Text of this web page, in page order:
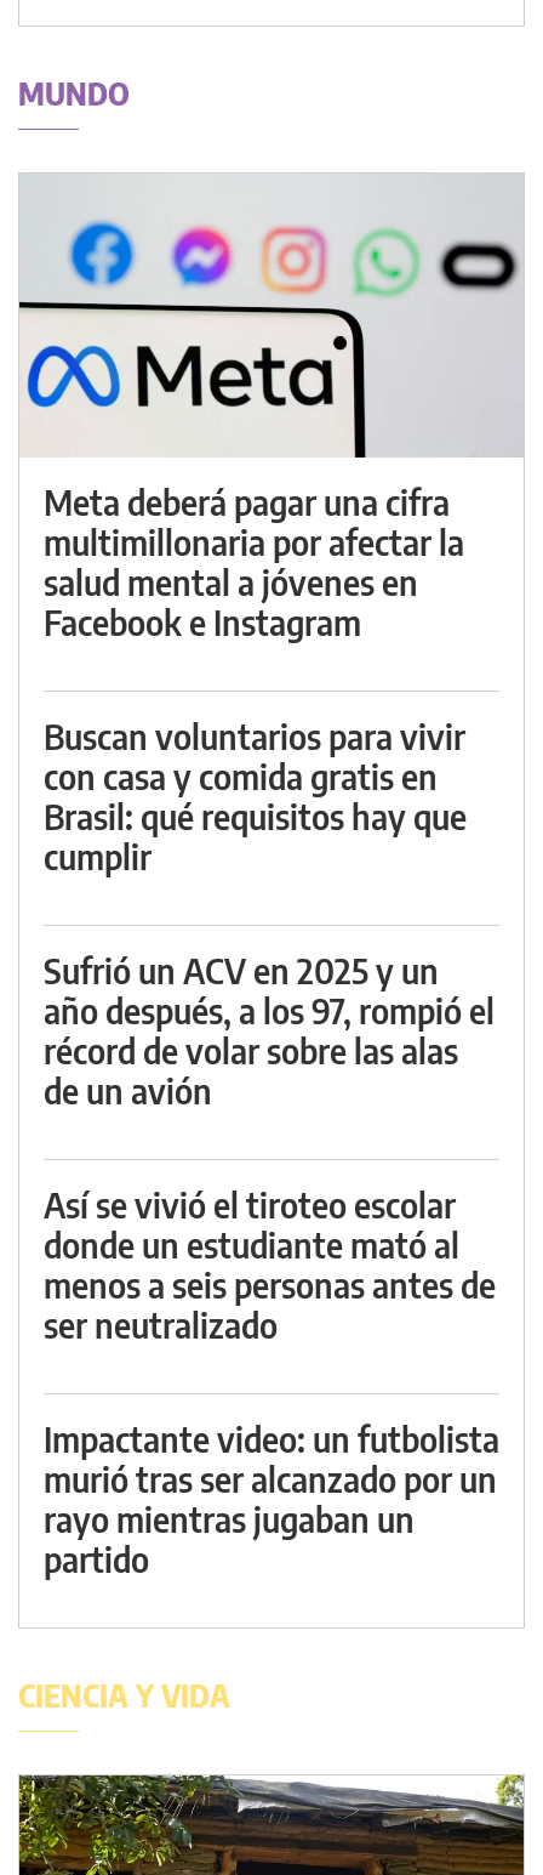
MUNDO
Meta deberá pagar una cifra
multimillonaria por afectar la
salud mental a jóvenes en
Facebook e Instagram
Buscan voluntarios para vivir
con casa y comida gratis en
Brasil: qué requisitos hay que
cumplir
Sufrió un ACV en 2025 y un
año después, a los 97, rompió el
récord de volar sobre las alas
de un avión
Así se vivió el tiroteo escolar
donde un estudiante mató al
menos a seis personas antes de
ser neutralizado
Impactante video: un futbolista
murió tras ser alcanzado por un
rayo mientras jugaban un
partido
CIENCIA Y VIDA